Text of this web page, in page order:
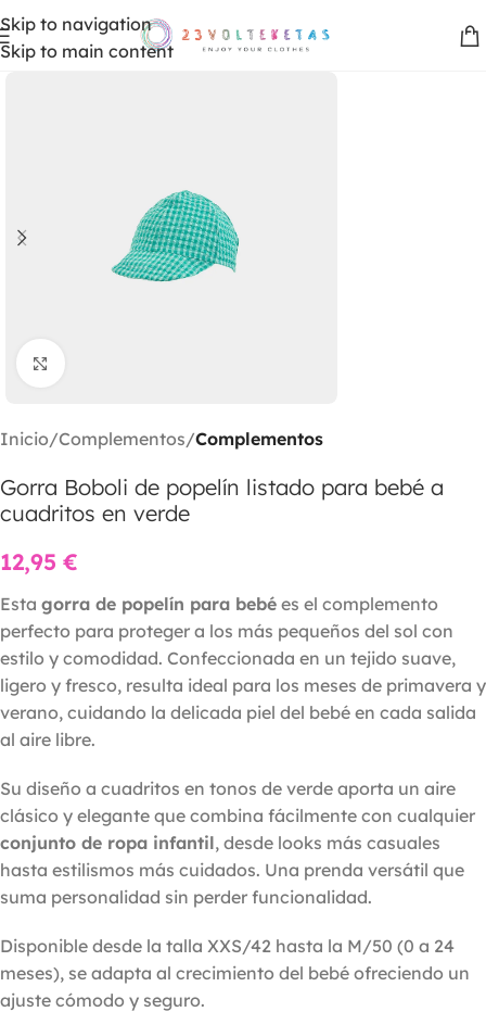
Skip to navigation
Skip to main content
Inicio Complementos Complementos
Gorra Boboli de popelín listado para bebé a
cuadritos en verde
12,95 €
Esta gorra de popelín para bebé es el complemento
perfecto para proteger a los más pequeños del sol con
estilo y comodidad. Confeccionada en un tejido suave,
ligero y fresco, resulta ideal para los meses de primavera y
verano, cuidando la delicada piel del bebé en cada salida
al aire libre.
Su diseño a cuadritos en tonos de verde aporta un aire
clásico y elegante que combina fácilmente con cualquier
conjunto de ropa infantil, desde looks más casuales
hasta estilismos más cuidados. Una prenda versátil que
suma personalidad sin perder funcionalidad.
Disponible desde la talla XXS/42 hasta la M/50 (0 a 24
meses), se adapta al crecimiento del bebé ofreciendo un
ajuste cómodo y seguro.